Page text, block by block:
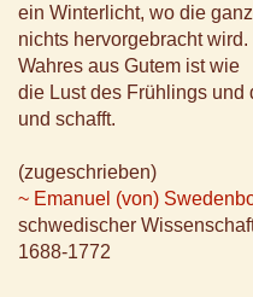
ein Winterlicht, wo die
nichts hervorgebracht wird.
Wahres aus Gutem ist wie
die Lust des Frühlings und
und schafft.
(zugeschrieben)
~ Emanuel (von)
schwedischer
1688-1772